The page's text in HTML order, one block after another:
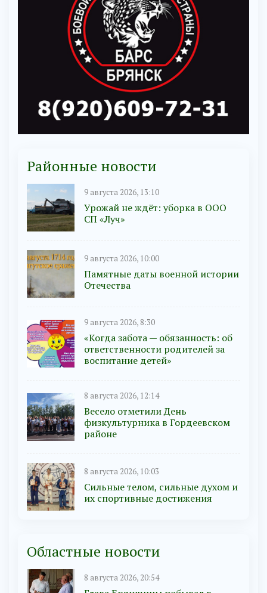
Районные новости
9 августа 2026, 13:10
Урожай не ждёт: уборка в ООО
СП «Луч»
9 августа 2026, 10:00
Памятные даты военной истории
Отечества
9 августа 2026, 8:30
«Когда забота — обязанность: об
ответственности родителей за
воспитание детей»
8 августа 2026, 12:14
Весело отметили День
физкультурника в Гордеевском
районе
8 августа 2026, 10:03
Сильные телом, сильные духом и
их спортивные достижения
Областные новости
8 августа 2026, 20:54